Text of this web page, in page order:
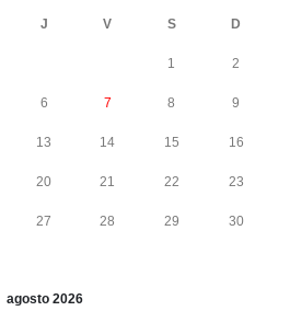
agosto 2026
J V S D
1 2
6 7 8 9
13 14 15 16
20 21 22 23
27 28 29 30